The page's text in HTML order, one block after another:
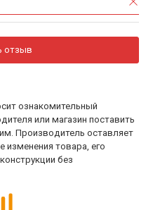
отзыв
ознакомительный
или магазин поставить
Производитель оставляет
изменения товара, его
без